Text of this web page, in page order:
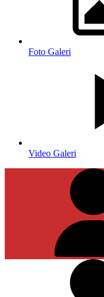
Foto Galeri
Video Galeri